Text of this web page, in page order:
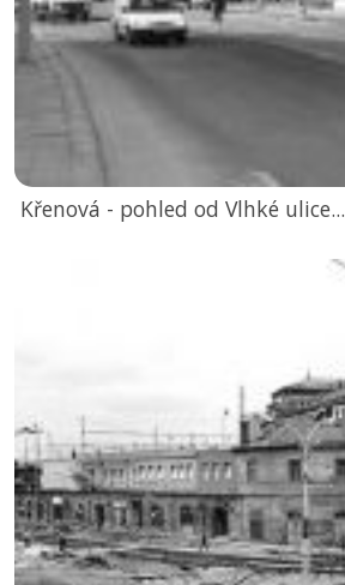
Křenová - pohled od Vlhké ulice...